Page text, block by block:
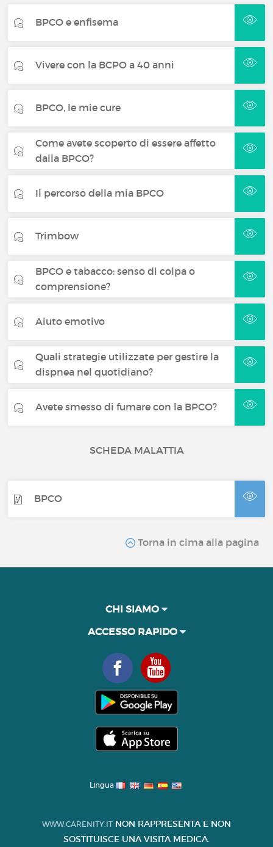
BPCO e enfisema
Vivere con la BCPO a 40 anni
BPCO, le mie cure
Come avete scoperto di essere affetto
dalla BPCO?
Il percorso della mia BPCO
Trimbow
BPCO e tabacco: senso di colpa o
comprensione?
Aiuto emotivo
Quali strategie utilizzate per gestire la
dispnea nel quotidiano?
Avete smesso di fumare con la BPCO?
SCHEDA MALATTIA
BPCO
Torna in cima alla pagina
CHI SIAMO
ACCESSO RAPIDO
Lingua
WWW.CARENITY.IT NON RAPPRESENTA E NON
SOSTITUISCE UNA VISITA MEDICA.